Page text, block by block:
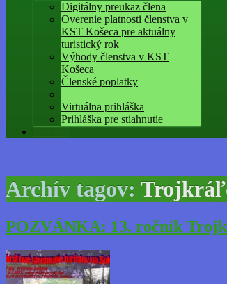
Digitálny preukaz člena
Overenie platnosti členstva v
KST Košeca pre aktuálny
turistický rok
Výhody členstva v KST
Košeca
Členské poplatky
Virtuálna prihláška
Prihláška pre stiahnutie
Archív tagov:
POZVÁNKA: 13. ročník